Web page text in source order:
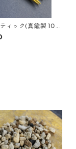
ィック(真鍮製 10